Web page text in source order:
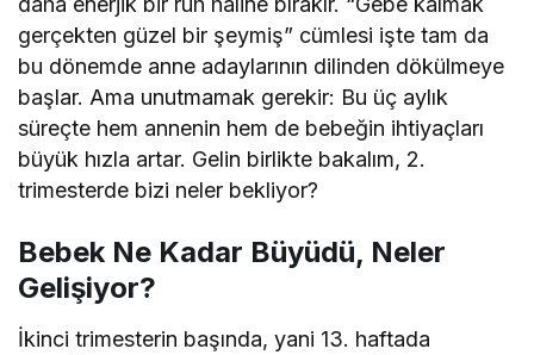
gerçekten güzel bir şeymiş” cümlesi işte tam da
bu dönemde anne adaylarının dilinden dökülmeye
başlar. Ama unutmamak gerekir: Bu üç aylık
süreçte hem annenin hem de bebeğin ihtiyaçları
büyük hızla artar. Gelin birlikte bakalım, 2.
trimesterde bizi neler bekliyor?
Bebek Ne Kadar Büyüdü, Neler
Gelişiyor?
İkinci trimesterin başında, yani 13. haftada